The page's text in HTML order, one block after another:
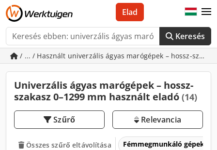
Keresés
Elad
/ ... / Használt univerzális ágyas marógépek – hossz-
Univerzális ágyas marógépek – hossz-
szakasz 0–1299 mm használt eladó (14)
Szűrő Relevancia
Összes szűrő eltávolítása Fémmegmunkáló gépek és